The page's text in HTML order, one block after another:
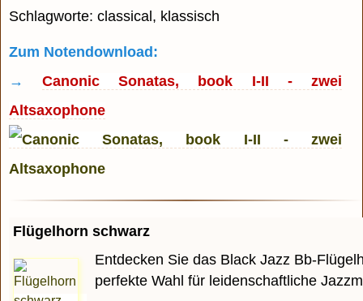
Schlagworte: classical, klassisch
Zum Notendownload:
→Canonic Sonatas, book I-II - zwei
Altsaxophone
Flügelhorn schwarz
Entdecken Sie das Black Jazz Bb-
perfekte Wahl für leidenschaftliche